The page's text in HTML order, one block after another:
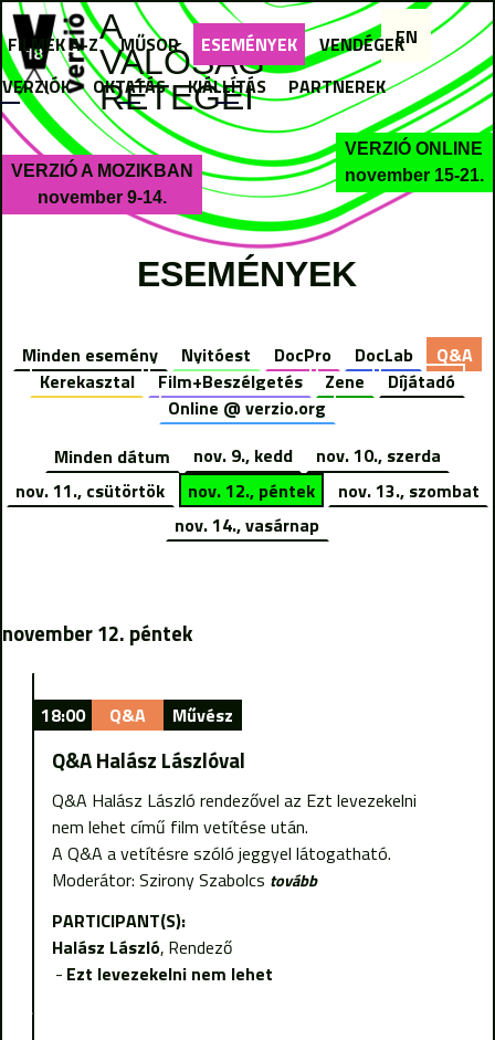
Jump to navigation
A
VALÓSÁG
RÉTEGEI
VERZIÓ A MOZIKBAN
november 9-14.
VERZIÓ ONLINE
november 15-21.
ESEMÉNYEK
Minden esemény Nyitóest DocPro DocLab
Q&A
Kerekasztal
Film+Beszélgetés Zene
Díjátadó
Online @ verzio.org
Minden dátum
nov. 9., kedd
nov. 10., szerda
nov. 11., csütörtök
nov. 12., péntek
nov. 13., szombat
nov. 14., vasárnap
november 12. péntek
18:00 Q&A Művész
Q&A Halász Lászlóval
Q&A Halász László rendezővel az Ezt levezekelni
nem lehet című film vetítése után.
A Q&A a vetítésre szóló jeggyel látogatható.
Moderátor: Szirony Szabolcs tovább
PARTICIPANT(S):
Halász László Rendező
Ezt levezekelni nem lehet
FILMEK A-Z MŰSOR ESEMÉNYEK
VENDÉGEK
OKTATÁS KIÁLLÍTÁS PARTNEREK
EN